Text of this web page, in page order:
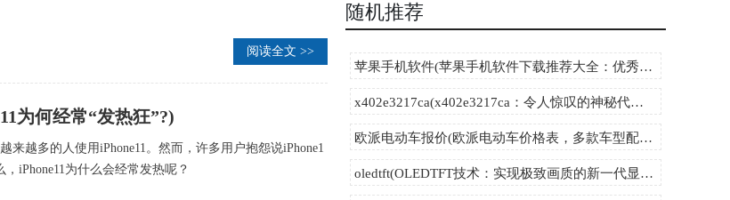
阅读全文 >>
为何经常“发热狂”?)
来越多的人使用iPhone11。然而，许多用户抱怨说iPhone1
iPhone11为什么会经常发热呢？
随机推荐
苹果手机软件(苹果手机软件下载推荐大全：优秀、实用、必备)
x402e3217ca(x402e3217ca：令人惊叹的神秘代码背后，隐藏着什么秘密？)
欧派电动车报价(欧派电动车价格表，多款车型配置详解！)
oledtft(OLEDTFT技术：实现极致画质的新一代显示屏)